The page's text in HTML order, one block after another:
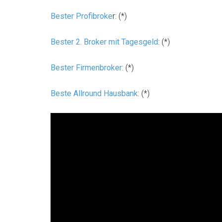
Bester Profibroker: (*)
Bester 2. Broker mit Tagesgeld: (*)
Bester Firmenbroker: (*)
Beste Allround Hausbank: (*)